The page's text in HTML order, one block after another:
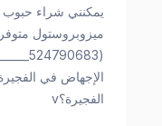
يمكنني شراء حبوب
الإجهاض في
الفجيرة؟v